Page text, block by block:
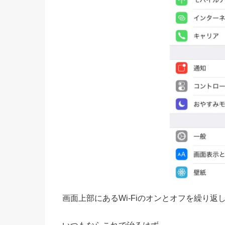
画面上部にあるWi-Fiのオンとオフを繰り返